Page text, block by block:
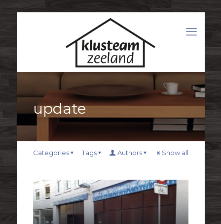
update
Categories Tags Authors Show all